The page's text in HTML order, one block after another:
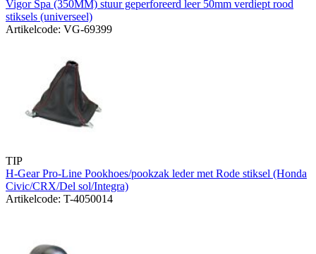
Vigor Spa (350MM) stuur geperforeerd leer 50mm verdiept rood
stiksels (universeel)
Artikelcode: VG-69399
TIP
H-Gear Pro-Line Pookhoes/pookzak leder met Rode stiksel (Honda
Civic/CRX/Del sol/Integra)
Artikelcode: T-4050014